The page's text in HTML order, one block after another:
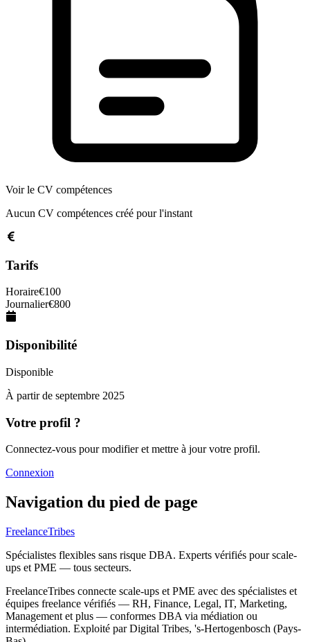
Voir le CV compétences
Aucun CV compétences créé pour l'instant
Tarifs
Horaire€100
Journalier€800
Disponibilité
Disponible
À partir de septembre 2025
Votre profil ?
Connectez-vous pour modifier et mettre à jour votre profil.
Connexion
Navigation du pied de page
FreelanceTribes
Spécialistes flexibles sans risque DBA. Experts vérifiés pour scale-
ups et PME — tous secteurs.
FreelanceTribes connecte scale-ups et PME avec des spécialistes et
équipes freelance vérifiés — RH, Finance, Legal, IT, Marketing,
Management et plus — conformes DBA via médiation ou
intermédiation. Exploité par Digital Tribes, 's-Hertogenbosch (Pays-